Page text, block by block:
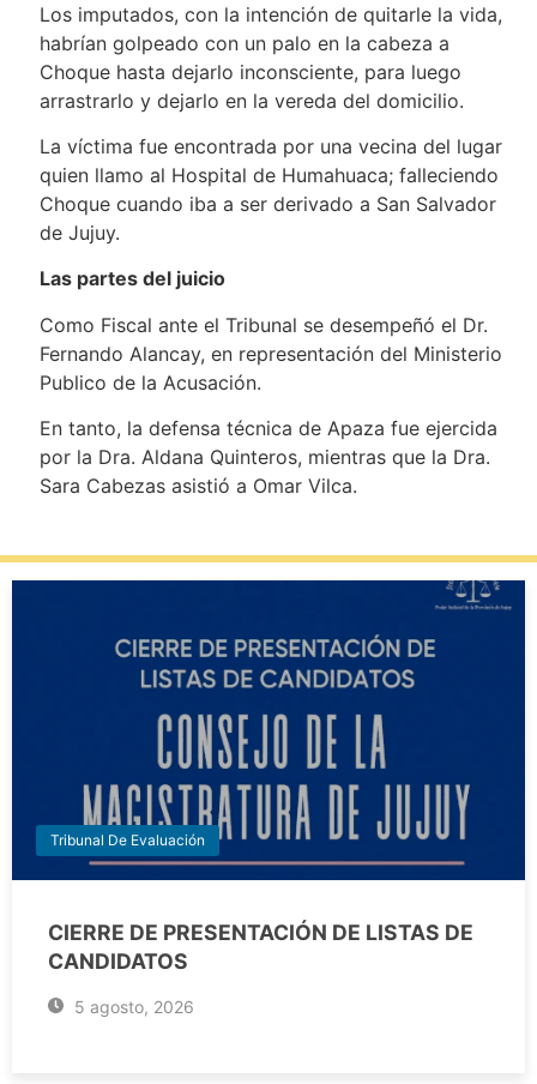
Los imputados, con la intención de quitarle la vida,
habrían golpeado con un palo en la cabeza a
Choque hasta dejarlo inconsciente, para luego
arrastrarlo y dejarlo en la vereda del domicilio.
La víctima fue encontrada por una vecina del lugar
quien llamo al Hospital de Humahuaca; falleciendo
Choque cuando iba a ser derivado a San Salvador
de Jujuy.
Las partes del juicio
Como Fiscal ante el Tribunal se desempeñó el Dr.
Fernando Alancay, en representación del Ministerio
Publico de la Acusación.
En tanto, la defensa técnica de Apaza fue ejercida
por la Dra. Aldana Quinteros, mientras que la Dra.
Sara Cabezas asistió a Omar Vilca.
Tribunal De Evaluación
CIERRE DE PRESENTACIÓN DE LISTAS DE
CANDIDATOS
5 agosto, 2026